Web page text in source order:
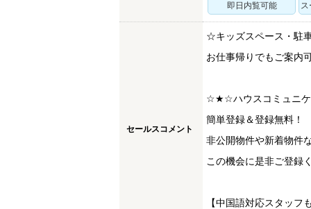
即日内覧可能
セールスコメント
☆キッズスペース・駐
お仕事帰りでもご案内
☆★☆ハウスコミュニ
簡単登録＆登録無料！
非公開物件や新着物件
この機会に是非ご登録
【中国語対応スタッ